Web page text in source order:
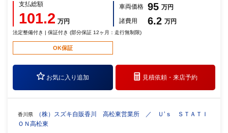
支払総額
101.2 万円
車両価格 95 万円
諸費用
6.2 万円
法定整備付き | 保証付き (部分保証 12ヶ月：走行無制限)
OK保証
お気に入り追加 見積依頼・来店予約
香川県
（株）スズキ自販香川 高松東営業所 ／ Ｕ’ｓ ＳＴＡＴＩ
ＯＮ高松東